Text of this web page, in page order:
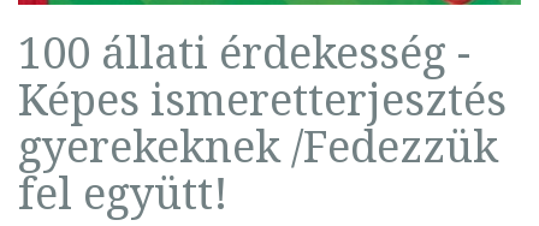
100 állati érdekesség -
Képes ismeretterjesztés
gyerekeknek /Fedezzük
fel együtt!